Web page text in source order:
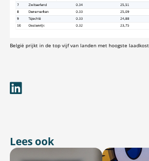
België prijkt in de top vijf van landen met hoogste
Lees ook